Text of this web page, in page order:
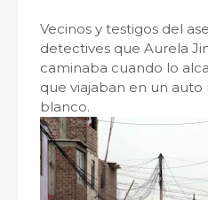
Vecinos y testigos del
detectives que Aurela
caminaba cuando lo
que viajaban en un
blanco.